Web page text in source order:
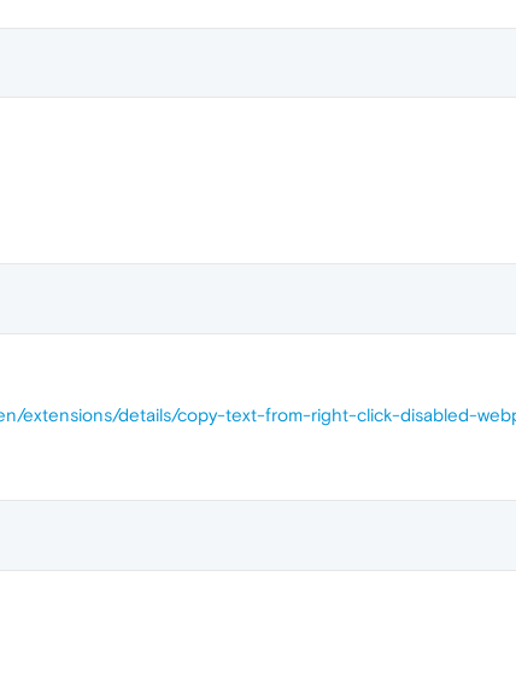
extensions/details/copy-text-from-right-click-disabled-